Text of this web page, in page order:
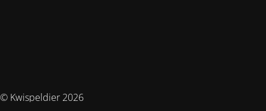
© Kwispeldier 2026